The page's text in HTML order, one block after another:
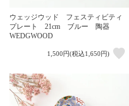
ウェッジウッド フェスティビティ
プレート 21cm ブルー 陶器
WEDGWOOD
1,500円(税込1,650円)